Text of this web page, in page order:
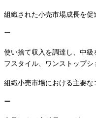
組織された小売市場成長を
使い捨て収入を調達し、中
フスタイル、ワンストップシ
組織小売市場における主要